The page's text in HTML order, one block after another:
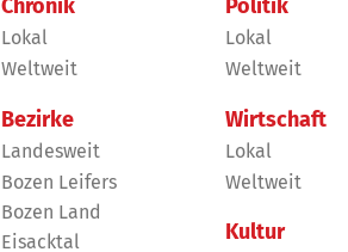
Chronik
Lokal
Weltweit
Bezirke
Landesweit
Bozen Leifers
Bozen Land
Eisacktal
Politik
Lokal
Weltweit
Wirtschaft
Lokal
Weltweit
Kultur